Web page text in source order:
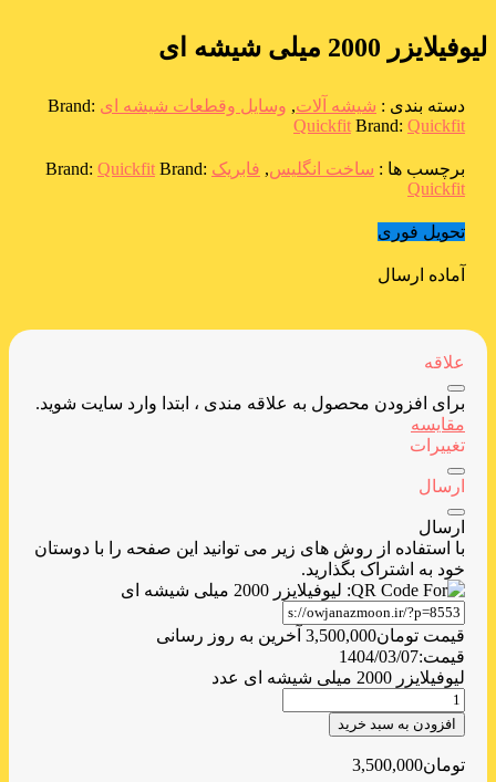
لیوفیلایزر 2000 میلی شیشه ای
دسته بندی : شیشه آلات, وسایل وقطعات شیشه ای Brand:
Quickfit Brand: Quickfit
برچسب ها : ساخت انگلیس, فابریک Brand: Quickfit Brand:
Quickfit
تحویل فوری
آماده ارسال
علاقه
برای افزودن محصول به علاقه مندی ، ابتدا وارد سایت شوید.
مقایسه
تغییرات
ارسال
ارسال
با استفاده از روش های زیر می توانید این صفحه را با دوستان
خود به اشتراک بگذارید.
قیمت تومان3,500,000 آخرین به روز رسانی
قیمت:1404/03/07
لیوفیلایزر 2000 میلی شیشه ای عدد
افزودن به سبد خرید
تومان3,500,000